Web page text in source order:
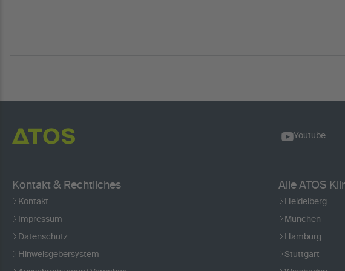
Youtube
Kontakt & Rechtliches
Kontakt
Impressum
Datenschutz
Hinweisgebersystem
Alle ATOS
Heidelberg
München
Hamburg
Stuttgart